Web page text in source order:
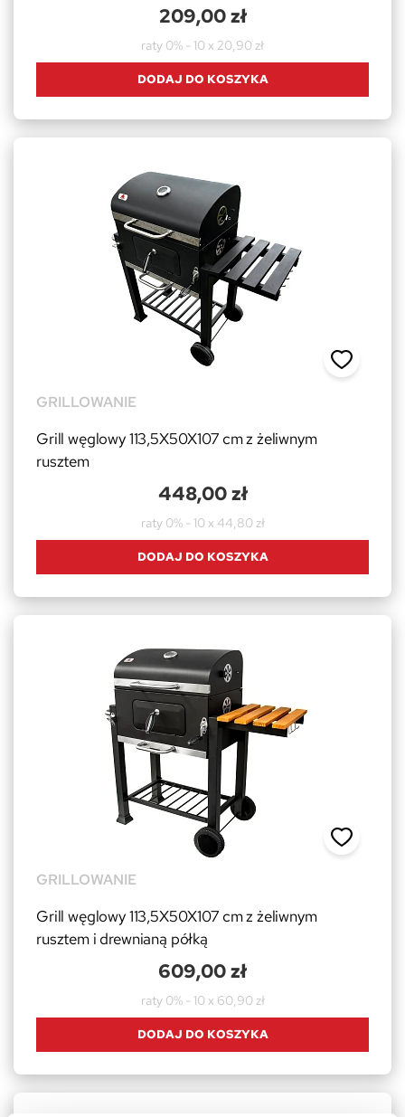
209,00 zł
raty 0% - 10 x 20,90 zł
DODAJ DO KOSZYKA
GRILLOWANIE
Grill węglowy 113,5X50X107 cm z żeliwnym
rusztem
448,00 zł
raty 0% - 10 x 44,80 zł
DODAJ DO KOSZYKA
GRILLOWANIE
Grill węglowy 113,5X50X107 cm z żeliwnym
rusztem i drewnianą półką
609,00 zł
raty 0% - 10 x 60,90 zł
DODAJ DO KOSZYKA